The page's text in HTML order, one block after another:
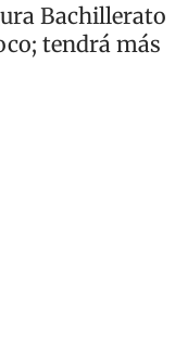
Bachillerato
tendrá más